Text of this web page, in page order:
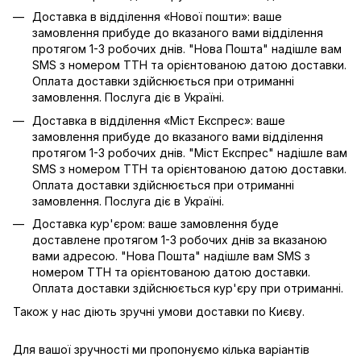
Доставка в відділення «Нової пошти»: ваше
замовлення прибуде до вказаного вами відділення
протягом 1-3 робочих днів. "Нова Пошта" надішле вам
SMS з номером ТТН та орієнтованою датою доставки.
Оплата доставки здійснюється при отриманні
замовлення. Послуга діє в Україні.
Доставка в відділення «Міст Експрес»: ваше
замовлення прибуде до вказаного вами відділення
протягом 1-3 робочих днів. "Міст Експрес" надішле вам
SMS з номером ТТН та орієнтованою датою доставки.
Оплата доставки здійснюється при отриманні
замовлення. Послуга діє в Україні.
Доставка кур'єром: ваше замовлення буде
доставлене протягом 1-3 робочих днів за вказаною
вами адресою. "Нова Пошта" надішле вам SMS з
номером ТТН та орієнтованою датою доставки.
Оплата доставки здійснюється кур'єру при отриманні.
Також у нас діють зручні умови доставки по Києву.
Для вашої зручності ми пропонуємо кілька варіантів